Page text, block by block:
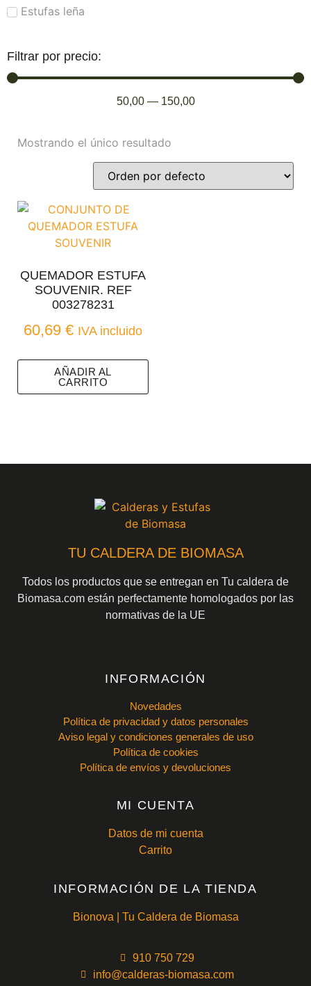
Estufas leña
Filtrar por precio:
50,00— 150,00
Mostrando el único resultado
QUEMADOR ESTUFA
SOUVENIR. REF
003278231
60,69 € IVA incluido
AÑADIR AL
CARRITO
TU CALDERA DE BIOMASA
Todos los productos que se entregan en Tu caldera de
Biomasa.com están perfectamente homologados por las
normativas de la UE
INFORMACIÓN
Novedades
Política de privacidad y datos personales
Aviso legal y condiciones generales de uso
Política de cookies
Política de envíos y devoluciones
MI CUENTA
Datos de mi cuenta
Carrito
INFORMACIÓN DE LA TIENDA
Bionova | Tu Caldera de Biomasa
910 750 729
info@calderas-biomasa.com